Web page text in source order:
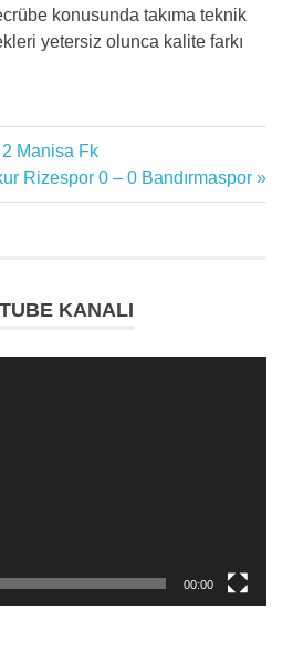
konusunda takıma teknik
yetersiz olunca kalite farkı
Manisa Fk
Rizespor 0 – 0 Bandırmaspor
KANALI
00:00